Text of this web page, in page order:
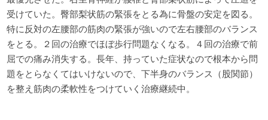
受けていた。臀部梨状筋の緊張をとる為に骨盤の安定を図る。
特に反対の左腰部の筋肉の緊張が強いので左右腰部のバランス
をとる。２回の治療でほぼ歩行問題なくなる。４回の治療で前
屈での痛み消失する。長年、持っていた症状なので根本から問
題をとらなくてはいけないので、下半身のバランス（股関節）
を整え筋肉の柔軟性をつけていく治療継続中。